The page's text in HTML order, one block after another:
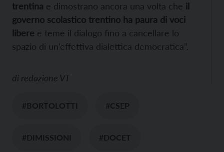
trentina e dimostrano ancora una volta che il
governo scolastico trentino ha paura di voci
libere e teme il dialogo fino a cancellare lo
spazio di un’effettiva dialettica democratica”.
di redazione VT
#BORTOLOTTI #CSEP
#DIMISSIONI #DOCET